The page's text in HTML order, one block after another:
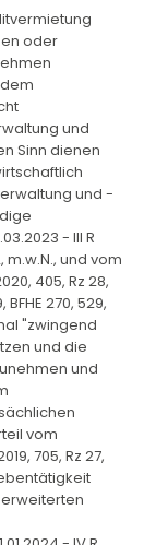
oder
und
Sinn dienen
und -
- III R
m.w.N., und vom
405, Rz 28,
270, 529,
"zwingend
und die
und
vom
705, Rz 27,